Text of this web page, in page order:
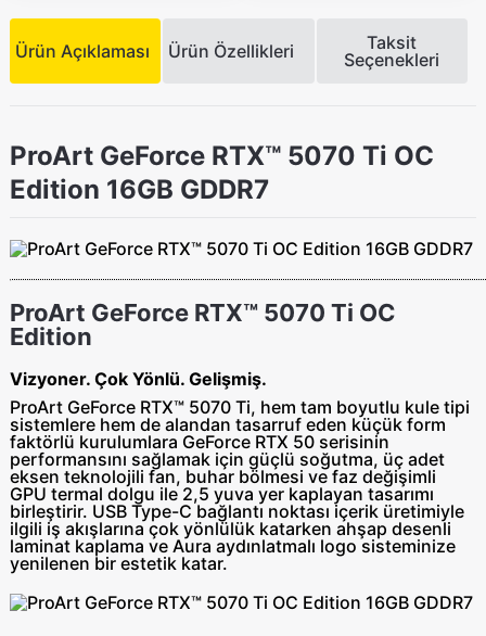
Ürün Açıklaması Ürün Özellikleri
Taksit
Seçenekleri
ProArt GeForce RTX™ 5070 Ti OC
Edition 16GB GDDR7
ProArt GeForce RTX™ 5070 Ti OC
Edition
Vizyoner. Çok Yönlü. Gelişmiş.
ProArt GeForce RTX™ 5070 Ti, hem tam boyutlu kule tipi
sistemlere hem de alandan tasarruf eden küçük form
faktörlü kurulumlara GeForce RTX 50 serisinin
performansını sağlamak için güçlü soğutma, üç adet
eksen teknolojili fan, buhar bölmesi ve faz değişimli
GPU termal dolgu ile 2,5 yuva yer kaplayan tasarımı
birleştirir. USB Type-C bağlantı noktası içerik üretimiyle
ilgili iş akışlarına çok yönlülük katarken ahşap desenli
laminat kaplama ve Aura aydınlatmalı logo sisteminize
yenilenen bir estetik katar.